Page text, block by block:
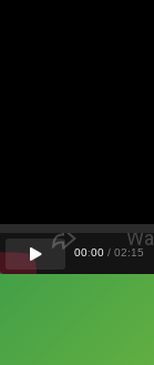
00:00 / 02:15